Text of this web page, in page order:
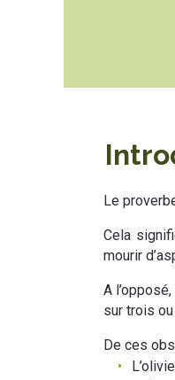
Le
Cela
mourir
A
sur trois
De ces